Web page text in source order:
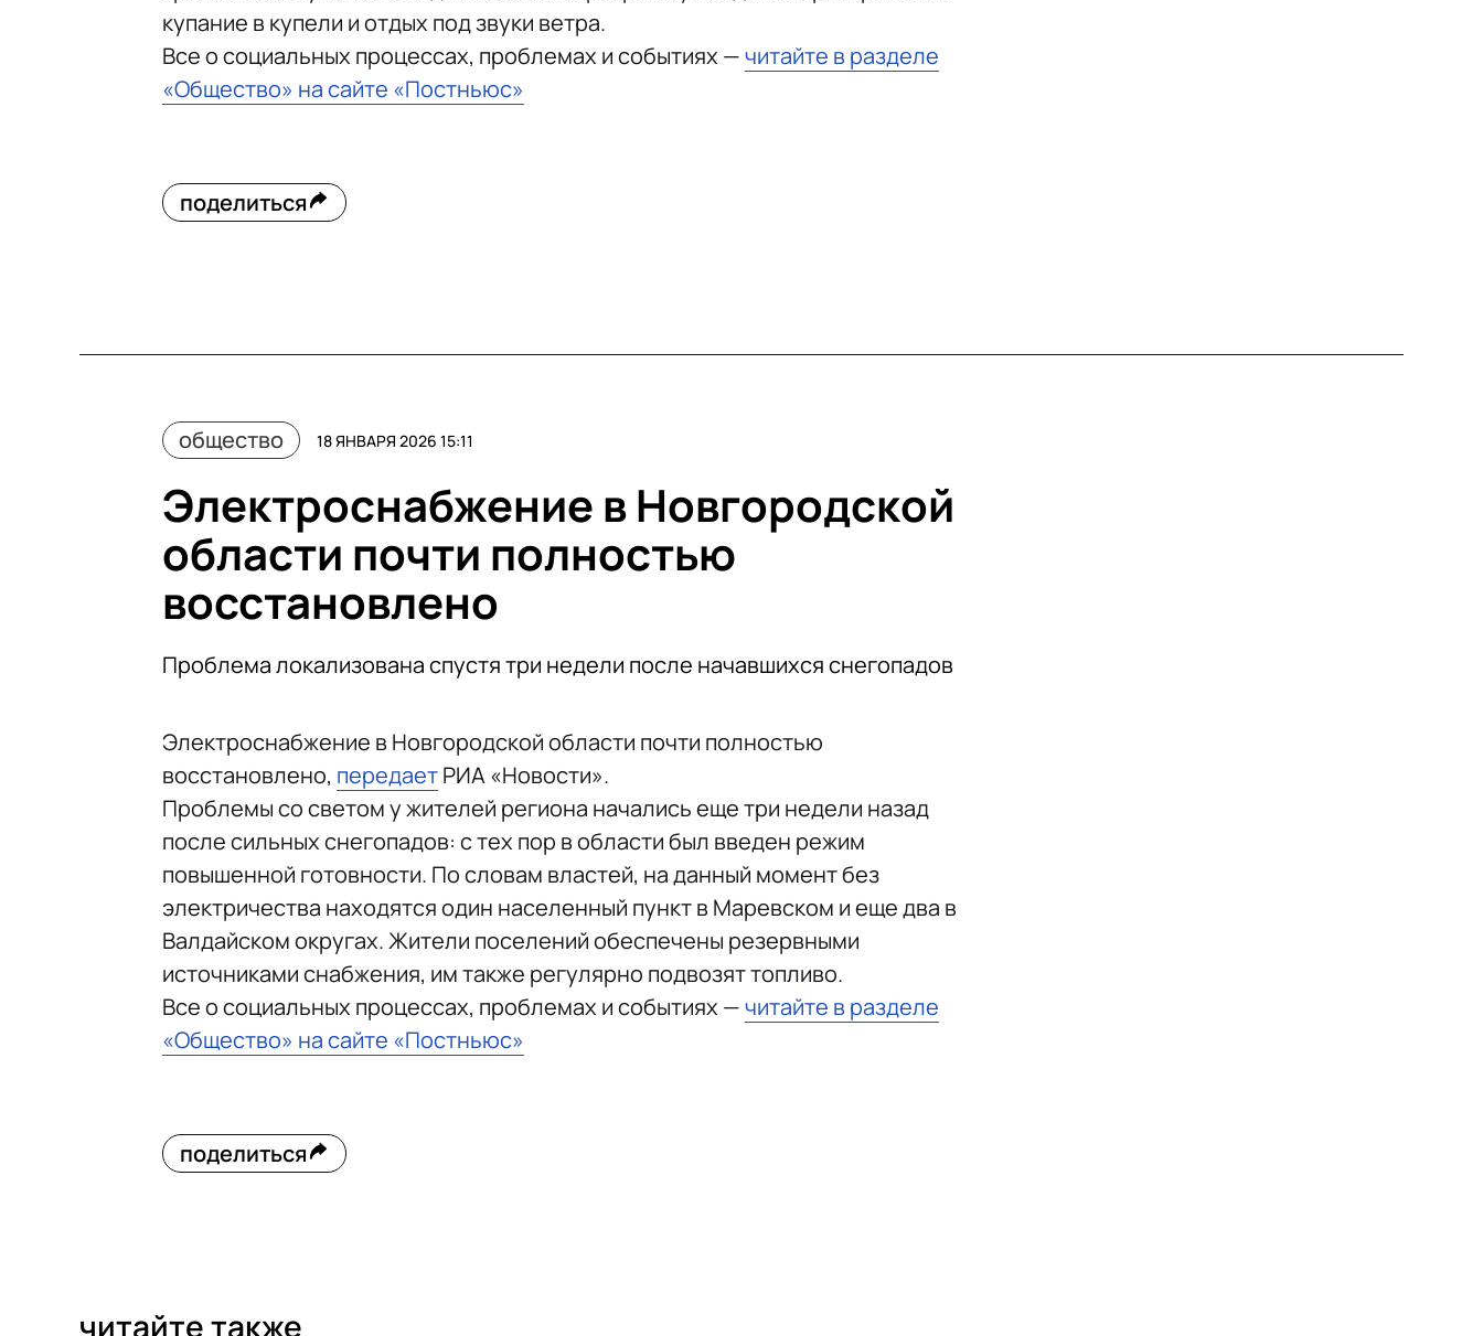
купание в купели и отдых под звуки ветра.
Все о социальных процессах, проблемах и событиях —читайте в разделе
«Общество» на сайте «Постньюс»
поделиться
общество 18 ЯНВАРЯ 2026 15:11
Электроснабжение в Новгородской
области почти полностью
восстановлено
Проблема локализована спустя три недели после начавшихся снегопадов
Электроснабжение в Новгородской области почти полностью
восстановлено, передаетРИА «Новости».
Проблемы со светом у жителей региона начались еще три недели назад
после сильных снегопадов: с тех пор в области был введен режим
повышенной готовности. По словам властей, на данный момент без
электричества находятся один населенный пункт в Маревском и еще два в
Валдайском округах. Жители поселений обеспечены резервными
источниками снабжения, им также регулярно подвозят топливо.
Все о социальных процессах, проблемах и событиях —читайте в разделе
«Общество» на сайте «Постньюс»
поделиться
читайте также